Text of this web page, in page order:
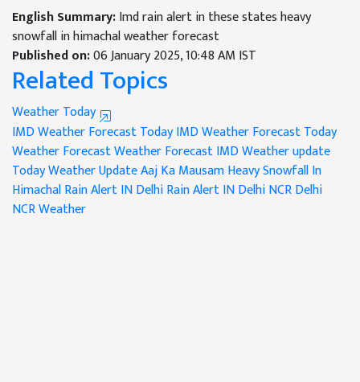
English Summary:Imd rain alert in these states heavy
snowfall in himachal weather forecast
Published on:06 January 2025, 10:48 AM IST
Related Topics
Weather Today
IMD Weather ForecastToday IMD Weather ForecastToday
Weather ForecastWeather ForecastIMD Weather update
Today Weather UpdateAaj Ka MausamHeavy Snowfall In
HimachalRain Alert IN DelhiRain Alert IN Delhi NCRDelhi
NCR Weather